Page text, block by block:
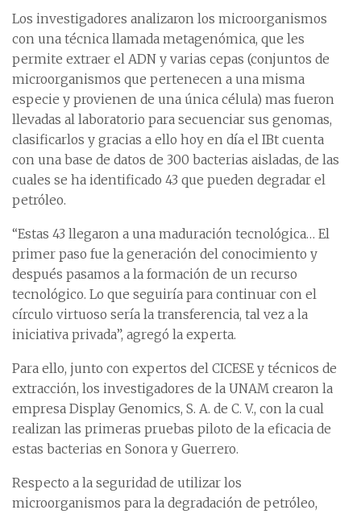
Los investigadores analizaron los microorganismos
con una técnica llamada metagenómica, que les
permite extraer el ADN y varias cepas (conjuntos de
microorganismos que pertenecen a una misma
especie y provienen de una única célula) mas fueron
llevadas al laboratorio para secuenciar sus genomas,
clasificarlos y gracias a ello hoy en día el IBt cuenta
con una base de datos de 300 bacterias aisladas, de las
cuales se ha identificado 43 que pueden degradar el
petróleo.
“Estas 43 llegaron a una maduración tecnológica… El
primer paso fue la generación del conocimiento y
después pasamos a la formación de un recurso
tecnológico. Lo que seguiría para continuar con el
círculo virtuoso sería la transferencia, tal vez a la
iniciativa privada”, agregó la experta.
Para ello, junto con expertos del CICESE y técnicos de
extracción, los investigadores de la UNAM crearon la
empresa Display Genomics, S. A. de C. V., con la cual
realizan las primeras pruebas piloto de la eficacia de
estas bacterias en Sonora y Guerrero.
Respecto a la seguridad de utilizar los
microorganismos para la degradación de petróleo,